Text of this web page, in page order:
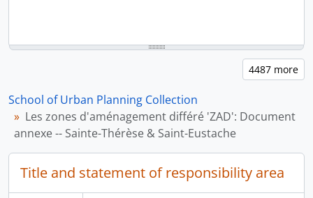
School of Urban Planning Collection
Les zones d'aménagement différé 'ZAD': Document
annexe -- Sainte-Thérèse & Saint-Eustache
Title and statement of responsibility area